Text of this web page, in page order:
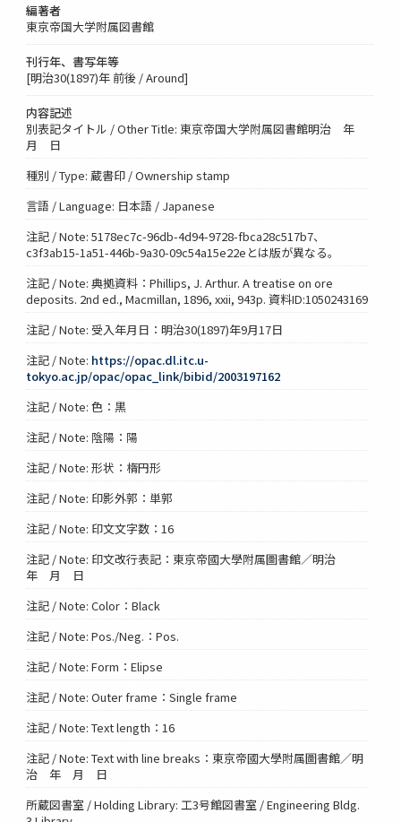
編著者
東京帝国大学附属図書館
刊行年、書写年等
[明治30(1897)年 前後 / Around]
内容記述
別表記タイトル / Other Title: 東京帝国大学附属図書館明治 年
月 日
種別 / Type: 蔵書印 / Ownership stamp
言語 / Language: 日本語 / Japanese
注記 / Note: 5178ec7c-96db-4d94-9728-fbca28c517b7、
c3f3ab15-1a51-446b-9a30-09c54a15e22eとは版が異なる。
注記 / Note: 典拠資料：Phillips, J. Arthur. A treatise on ore
deposits. 2nd ed., Macmillan, 1896, xxii, 943p. 資料ID:1050243169
注記 / Note: 受入年月日：明治30(1897)年9月17日
注記 / Note: https://opac.dl.itc.u-
tokyo.ac.jp/opac/opac_link/bibid/2003197162
注記 / Note: 色：黒
注記 / Note: 陰陽：陽
注記 / Note: 形状：楕円形
注記 / Note: 印影外郭：単郭
注記 / Note: 印文文字数：16
注記 / Note: 印文改行表記：東京帝國大學附属圖書館／明治
年 月 日
注記 / Note: Color：Black
注記 / Note: Pos./Neg.：Pos.
注記 / Note: Form：Elipse
注記 / Note: Outer frame：Single frame
注記 / Note: Text length：16
注記 / Note: Text with line breaks：東京帝國大學附属圖書館／明
治 年 月 日
所蔵図書室 / Holding Library: 工3号館図書室 / Engineering Bldg.